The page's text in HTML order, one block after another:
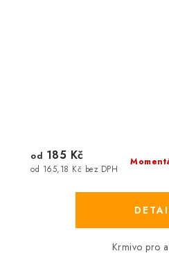
od 165,18 Kč bez DPH
od 185 Kč
Krmivo pro